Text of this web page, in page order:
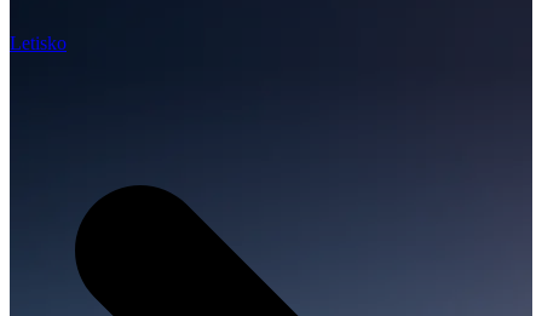
Letisko